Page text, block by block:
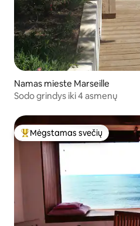
Namas mieste Marseille
Sodo grindys iki 4 asmenų
Svečių mėgstamiausias
Mėgstamas svečių